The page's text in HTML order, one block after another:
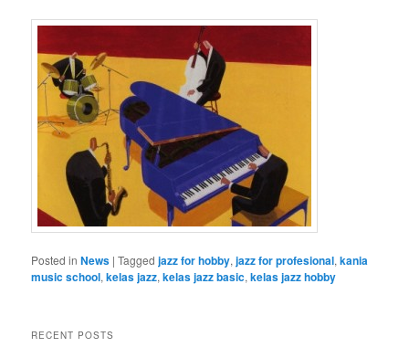
Posted in News |Tagged jazz for hobby,jazz for profesional,kania
music school,kelas jazz,kelas jazz basic,kelas jazz hobby
RECENT POSTS